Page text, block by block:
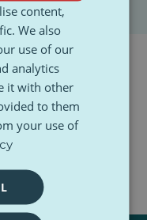
de Jurnalism și
din București. Acest
content,
We also
use of our
analytics
it with other
to them
your use of